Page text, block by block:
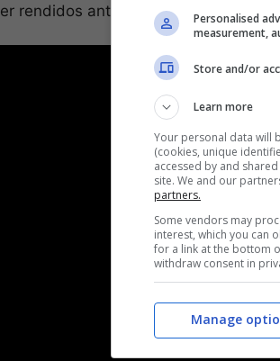
rendidos ante esta visión fantástica!
Personalised
measurement,
Store and/or
Learn more
Your personal data will
(cookies, unique
accessed by and
site. We and our
partners.
Some vendors may
interest, which you can
for a link at the bottom
withdraw consent in
Manage